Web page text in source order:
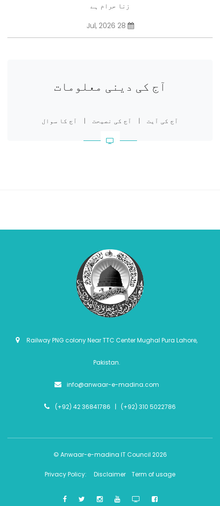
زنا حرام ہے
آج کی دینی معلومات
آج کی آیت | آج کی نصیحت | آج کا سوال
Railway PNG colony Near TTC Center Mughal Pura Lahore,
Pakistan.
info@anwaar-e-madina.com
(+92) 42 36841786 | (+92) 310 5022786
© Anwaar-e-madina IT Council 2026
Privacy Policy: Disclaimer Term of usage